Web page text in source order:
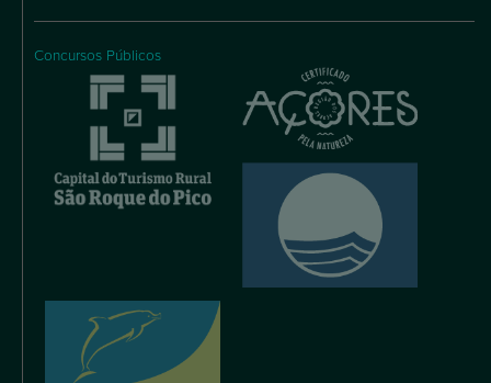
Concursos Públicos